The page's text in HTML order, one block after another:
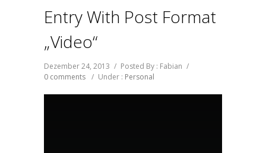
Entry With Post Format
„Video“
Dezember 24, 2013 / Posted By : Fabian /
0 comments / Under : Personal